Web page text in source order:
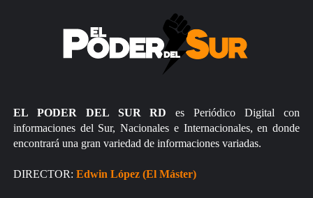
EL PODER DEL SUR RD es Periódico Digital con
informaciones del Sur, Nacionales e Internacionales, en donde
encontrará una gran variedad de informaciones variadas.
DIRECTOR: Edwin López (El Máster)